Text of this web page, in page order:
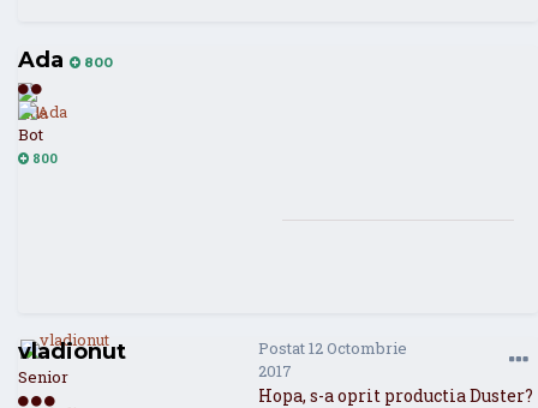
2
Ada 800
Bot
800
vladionut
Senior
Postat12 Octombrie
2017
Hopa, s-a oprit productia Duster?